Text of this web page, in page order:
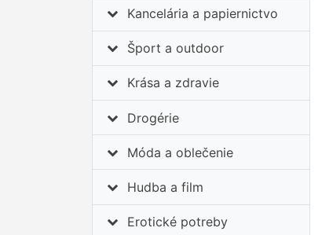
Kancelária a papiernictvo
Šport a outdoor
Krása a zdravie
Drogérie
Móda a oblečenie
Hudba a film
Erotické potreby